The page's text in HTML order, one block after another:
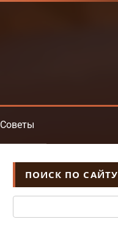
Советы
ПОИСК ПО САЙТУ